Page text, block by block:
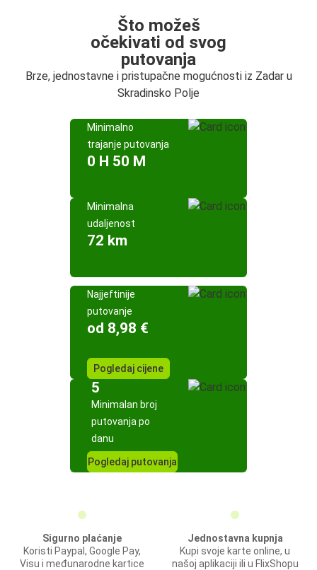
Što možeš
očekivati od svog
putovanja
Brze, jednostavne i pristupačne mogućnosti iz Zadar u
Skradinsko Polje
Minimalno
trajanje putovanja
0 H 50 M
Minimalna
udaljenost
72 km
Najjeftinije
putovanje
od 8,98 €
Pogledaj cijene
5
Minimalan broj
putovanja po
danu
Pogledaj putovanja
Sigurno plaćanje
Koristi Paypal, Google Pay,
Visu i međunarodne kartice
Jednostavna kupnja
Kupi svoje karte online, u
našoj aplikaciji ili u FlixShopu